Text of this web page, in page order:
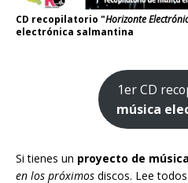
CD recopilatorio "Horizonte
electrónica salmantina
1er CD
música
Si tienes un proyecto de
en los próximos discos. Lee